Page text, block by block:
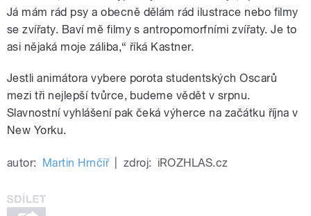
Já mám rád psy a obecně dělám rád ilustrace nebo filmy
se zvířaty. Baví mě filmy s antropomorfními zvířaty. Je to
asi nějaká moje záliba,“ říká Kastner.
Jestli animátora vybere porota studentských Oscarů
mezi tři nejlepší tvůrce, budeme vědět v srpnu.
Slavnostní vyhlášení pak čeká výherce na začátku října v
New Yorku.
autor: Martin Hrnčíř zdroj: iROZHLAS.cz